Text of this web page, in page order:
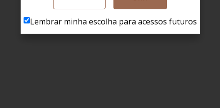
Lembrar minha escolha para acessos futuros